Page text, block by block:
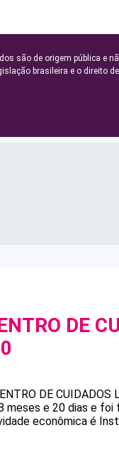
são de origem pública e
brasileira e o direito
DE
DE CUIDADOS
meses e 20 dias e
econômica é